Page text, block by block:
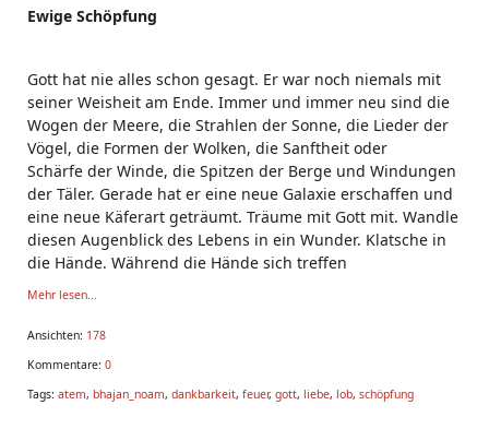
Ewige Schöpfung
Gott hat nie alles schon gesagt. Er war noch niemals mit
seiner Weisheit am Ende. Immer und immer neu sind die
Wogen der Meere, die Strahlen der Sonne, die Lieder der
Vögel, die Formen der Wolken, die Sanftheit oder
Schärfe der Winde, die Spitzen der Berge und Windungen
der Täler. Gerade hat er eine neue Galaxie erschaffen und
eine neue Käferart geträumt. Träume mit Gott mit. Wandle
diesen Augenblick des Lebens in ein Wunder. Klatsche in
die Hände. Während die Hände sich treffen
Mehr lesen...
Ansichten: 178
Kommentare: 0
Tags: atem, bhajan_noam, dankbarkeit, feuer, gott, liebe, lob, schöpfung